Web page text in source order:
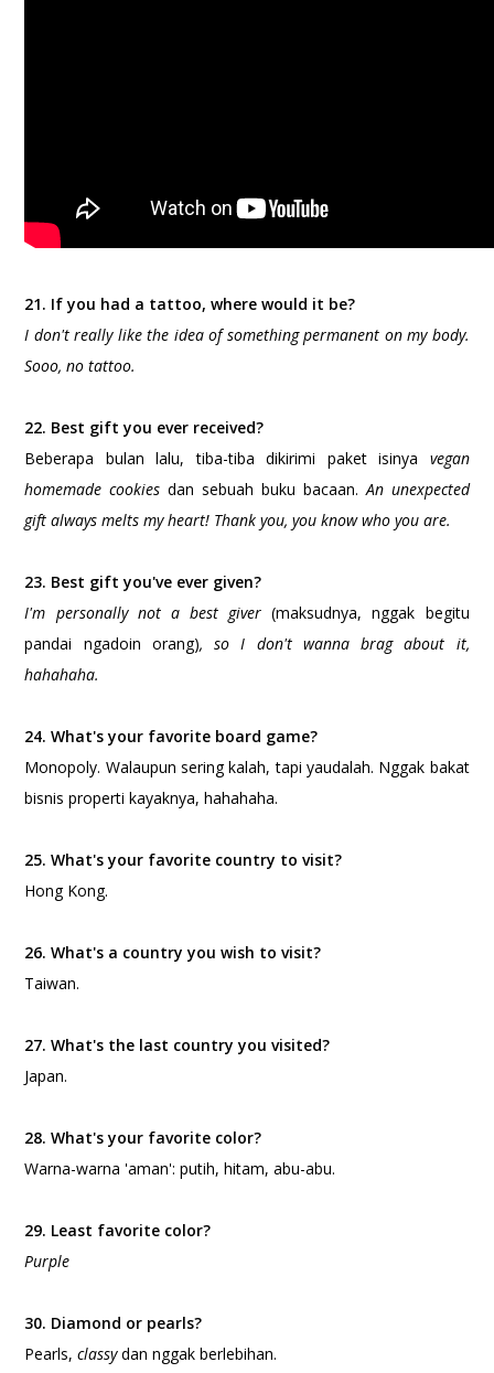
21. If you had a tattoo, where would it be?
I don't really like the idea of something permanent on my body.
Sooo, no tattoo.
22. Best gift you ever received?
Beberapa bulan lalu, tiba-tiba dikirimi paket isinya vegan
homemade cookies dan sebuah buku bacaan.An unexpected
gift always melts my heart! Thank you, you know who you are.
23. Best gift you've ever given?
I'm personally not a best giver(maksudnya, nggak begitu
pandai ngadoin orang), so I don't wanna brag about it,
hahahaha.
24. What's your favorite board game?
Monopoly. Walaupun sering kalah, tapi yaudalah. Nggak bakat
bisnis properti kayaknya, hahahaha.
25. What's your favorite country to visit?
Hong Kong.
26. What's a country you wish to visit?
Taiwan.
27. What's the last country you visited?
Japan.
28. What's your favorite color?
Warna-warna 'aman': putih, hitam, abu-abu.
29. Least favorite color?
Purple
30. Diamond or pearls?
Pearls,classydan nggak berlebihan.